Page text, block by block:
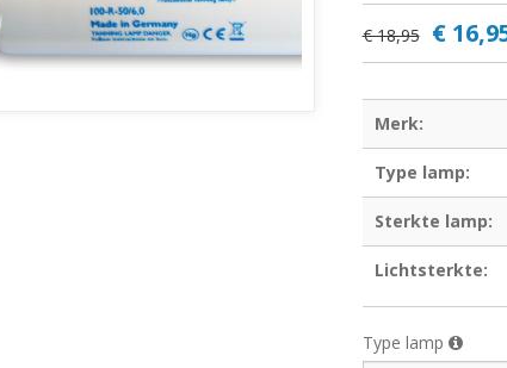
€ 18,95 €
Merk:
Type lamp:
Sterkte lamp:
Lichtsterkte:
Type lamp